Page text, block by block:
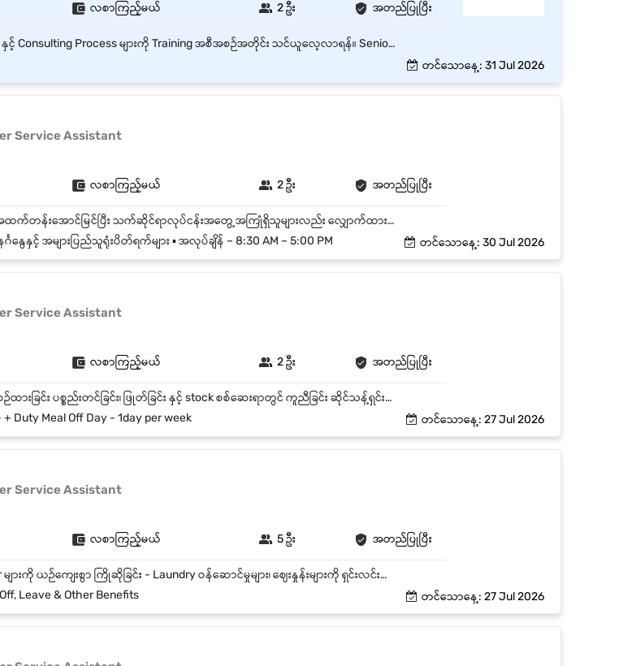
လစာကြည့်မယ် 2 ဦး အတည်ပြုပြီး
Company ၏ Products/Services နှင့် Consulting Process များကို Training အစီအစဉ်အတိုင်း သင်ယူလေ့လာရန်။ Senior Consultant များ၏ လမ်းညွှန်မှုအောက်တွင် Customer များအား အကြံပေးဝန်ဆောင်မှုများ ပံ့ပိုးရန်။ Customer လိုအပ်ချက်များကို နားထောင်သုံးသပ်ပြီး သင့်လျော်သော Solutions များကို အကြံပြုရန်။ Client Meeting များ၊ Presentation များနှင့် Consultation Session များတွင် ပါဝင်ကူညီရန်။ Customer Follow-up ပြုလုပ်ပြီး ဝန်ဆောင်မှုအရည်အသွေးကို ထိန်းသိမ်းရန်။ Customer Data၊ Report နှင့် Documentation များကို တိကျမှန်ကန်စွာ ပြင်ဆင်ထိန်းသိမ်းရန်။ Team နှင့် ပူးပေါင်း၍ Project များနှင့် Daily Tasks များကို အချိန်မီ ဆောင်ရွက်ရန်။ Company Policy နှင့် Professional Ethics များကို လိုက်နာဆောင်ရွက်ရန်။ Training ပြီးဆုံးပါက Consultant Position အတွက် လိုအပ်သော စွမ်းရည်များကို ဖွံ့ဖြိုးတိုးတက်အောင် ဆောင်ရွက်ရန်။
တင်သောနေ့: 31 Jul 2026
Service Assistant
လစာကြည့်မယ် 2 ဦး အတည်ပြုပြီး
တက္ကသိုလ်ဘွဲ့ရရှိသူ ဦးစားပေးမည်။(အထက်တန်းအောင်မြင်ပြီး သက်ဆိုင်ရာလုပ်ငန်းအတွေ့အကြုံရှိသူများလည်း လျှောက်ထားနိုင်သည်။) Customer Service၊ Administration သို့မဟုတ် သက်ဆိုင်ရာလုပ်ငန်းအတွေ့အကြုံ အနည်းဆုံး (၁) နှစ်ရှိသူ ဦးစားပေးမည်။ Microsoft Word, Excel နှင့် Email ကို ကောင်းမွန်စွာ အသုံးပြုနိုင်ရမည်။ မြန်မာနှင့် English စာကို ကောင်းမွန်စွာ ရိုက်နှိပ်အသုံးပြုနိုင်ရမည်။ Customer များအား ယဉ်ကျေးပျူငှာစွာ ဝန်ဆောင်မှုပေးနိုင်ပြီး Communication Skills ကောင်းမွန်သူ ဖြစ်ရမည်။ Teamwork ဖြင့် လုပ်ကိုင်နိုင်ပြီး တာဝန်ယူမှုရှိကာ ရေရှည်လက်တွဲလုပ်ကိုင်နိုင်သူ ဖြစ်ရမည်။ သက်ဆိုင်ရာမြို့နယ်နှင့် အနီးတဝိုက်နေထိုင်သူ ဦးစားပေးမည်။
နွေနှင့် အများပြည်သူရုံးပိတ်ရက်များ ▪️ အလုပ်ချိန် – 8:30 AM – 5:00 PM တင်သောနေ့: 30 Jul 2026
Service Assistant
လစာကြည့်မယ် 2 ဦး အတည်ပြုပြီး
ဆိုင်အတွင်း ပစ္စည်းများ စနစ်တကျ စီစဉ်ထားခြင်း ပစ္စည်းတင်ခြင်း၊ ဖြုတ်ခြင်း နှင့် stock စစ်ဆေးရာတွင် ကူညီခြင်း ဆိုင်သန့်ရှင်းရေးနှင့် display များ ပြင်ဆင်ထိန်းသိမ်းခြင်း Manager မှ တာဝန်ပေးသော အခြားလုပ်ငန်းများ ဆောင်ရွက်ခြင်း
Duty Meal Off Day - 1day per week တင်သောနေ့: 27 Jul 2026
Service Assistant
လစာကြည့်မယ် 5 ဦး အတည်ပြုပြီး
- ဆိုင်သို့ လာရောက်သော Customer များကို ယဉ်ကျေးစွာ ကြိုဆိုခြင်း - Laundry ဝန်ဆောင်မှုများ၊ ဈေးနှုန်းများကို ရှင်းလင်းပြောကြားခြင်း - Order လက်ခံခြင်း၊ Receipt ထုတ်ပေးခြင်း - Customer များ၏ မေးခွန်းများကို ပြန်လည်ဖြေကြားပေးခြင်း
Leave & Other Benefits တင်သောနေ့: 27 Jul 2026